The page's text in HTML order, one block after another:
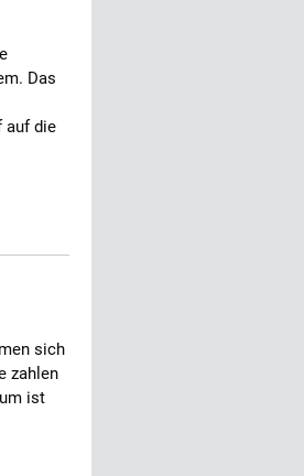
Das
auf die
sich
zahlen
ist